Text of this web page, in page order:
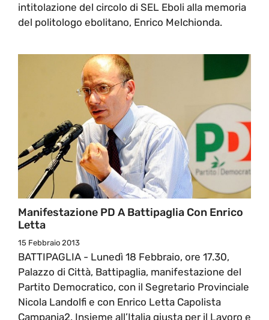
intitolazione del circolo di SEL Eboli alla memoria
del politologo ebolitano, Enrico Melchionda.
Manifestazione PD A Battipaglia Con Enrico
Letta
15 Febbraio 2013
BATTIPAGLIA - Lunedì 18 Febbraio, ore 17.30,
Palazzo di Città, Battipaglia, manifestazione del
Partito Democratico, con il Segretario Provinciale
Nicola Landolfi e con Enrico Letta Capolista
Campania2. Insieme all’Italia giusta per il Lavoro e